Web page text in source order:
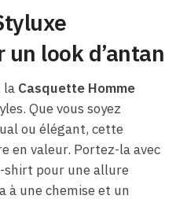
look d’antan
la Casquette Homme
Que vous soyez
ou élégant, cette
en valeur. Portez-la avec
shirt pour une allure
à une chemise et un